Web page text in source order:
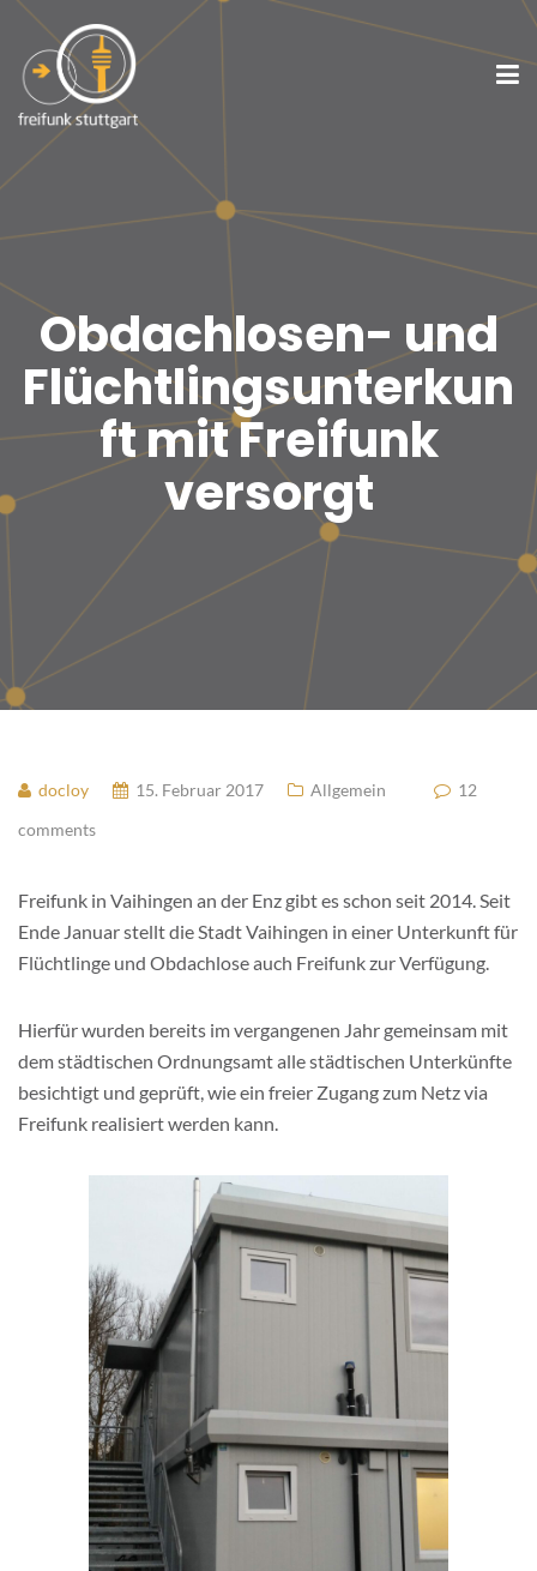
Obdachlosen- und
Flüchtlingsunterkun
ft mit Freifunk
versorgt
docloy 15. Februar 2017 Allgemein
12
comments
Freifunk in Vaihingen an der Enz gibt es schon seit 2014. Seit
Ende Januar stellt die Stadt Vaihingen in einer Unterkunft für
Flüchtlinge und Obdachlose auch Freifunk zur Verfügung.
Hierfür wurden bereits im vergangenen Jahr gemeinsam mit
dem städtischen Ordnungsamt alle städtischen Unterkünfte
besichtigt und geprüft, wie ein freier Zugang zum Netz via
Freifunk realisiert werden kann.